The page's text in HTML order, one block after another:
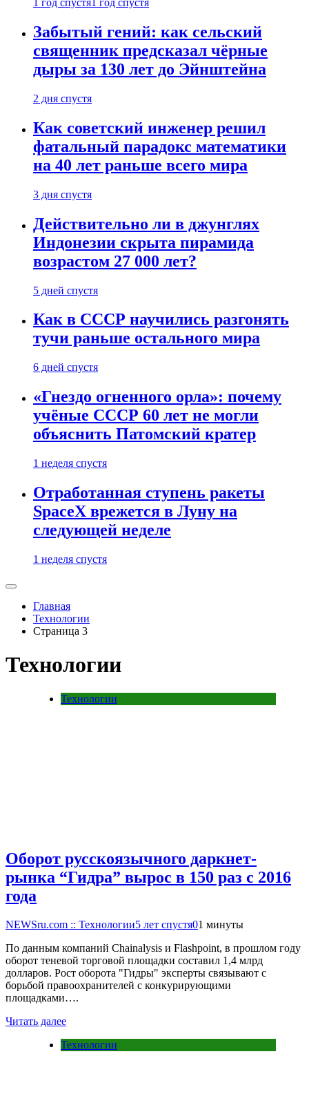
1 год спустя 1 год спустя
Забытый гений: как сельский
священник предсказал чёрные
дыры за 130 лет до Эйнштейна
2 дня спустя
Как советский инженер решил
фатальный парадокс математики
на 40 лет раньше всего мира
3 дня спустя
Действительно ли в джунглях
Индонезии скрыта пирамида
возрастом 27 000 лет?
5 дней спустя
Как в СССР научились разгонять
тучи раньше остального мира
6 дней спустя
«Гнездо огненного орла»: почему
учёные СССР 60 лет не могли
объяснить Патомский кратер
1 неделя спустя
Отработанная ступень ракеты
SpaceX врежется в Луну на
следующей неделе
1 неделя спустя
Главная
Технологии
Страница 3
Технологии
Технологии
Оборот русскоязычного даркнет-
рынка “Гидра” вырос в 150 раз с 2016
года
NEWSru.com :: Технологии5 лет спустя01 минуты
По данным компаний Chainalysis и Flashpoint, в прошлом году
оборот теневой торговой площадки составил 1,4 млрд
долларов. Рост оборота "Гидры" эксперты связывают с
борьбой правоохранителей с конкурирующими
площадками….
Читать далее
Технологии